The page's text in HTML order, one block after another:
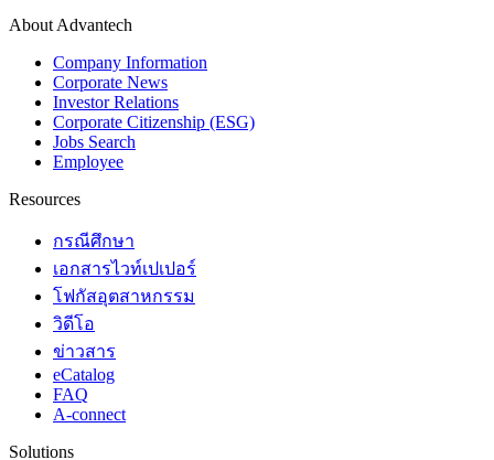
About Advantech
Company Information
Corporate News
Investor Relations
Corporate Citizenship (ESG)
Jobs Search
Employee
Resources
กรณีศึกษา
เอกสารไวท์เปเปอร์
โฟกัสอุตสาหกรรม
วิดีโอ
ข่าวสาร
eCatalog
FAQ
A-connect
Solutions